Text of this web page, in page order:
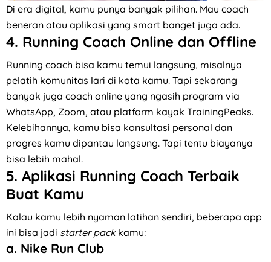
Di era digital, kamu punya banyak pilihan. Mau coach
beneran atau aplikasi yang smart banget juga ada.
4. Running Coach Online dan Offline
Running coach bisa kamu temui langsung, misalnya
pelatih komunitas lari di kota kamu. Tapi sekarang
banyak juga coach online yang ngasih program via
WhatsApp, Zoom, atau platform kayak TrainingPeaks.
Kelebihannya, kamu bisa konsultasi personal dan
progres kamu dipantau langsung. Tapi tentu biayanya
bisa lebih mahal.
5. Aplikasi Running Coach Terbaik
Buat Kamu
Kalau kamu lebih nyaman latihan sendiri, beberapa app
ini bisa jadi starter packkamu:
a. Nike Run Club